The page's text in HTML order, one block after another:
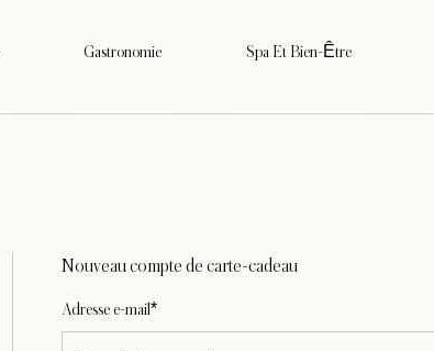
Gastronomie Spa Et Bien-Être
Nouveau compte de carte-cadeau
Adresse e-mail*